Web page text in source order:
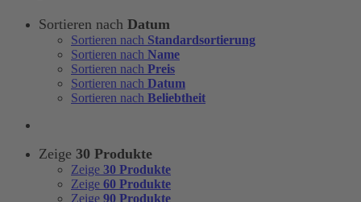
Sortieren nach Datum
Sortieren nach Standardsortierung
Sortieren nach Name
Sortieren nach Preis
Sortieren nach Datum
Sortieren nach Beliebtheit
Zeige 30 Produkte
Zeige 30 Produkte
Zeige 60 Produkte
Zeige 90 Produkte